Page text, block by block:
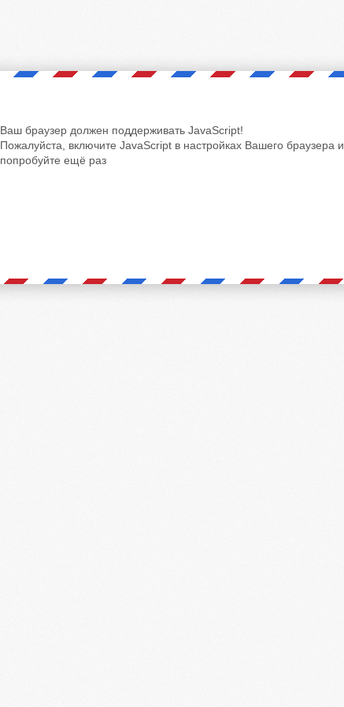
Ваш браузер должен поддерживать JavaScript!
Пожалуйста, включите JavaScript в настройках Вашего браузера и
попробуйте ещё раз